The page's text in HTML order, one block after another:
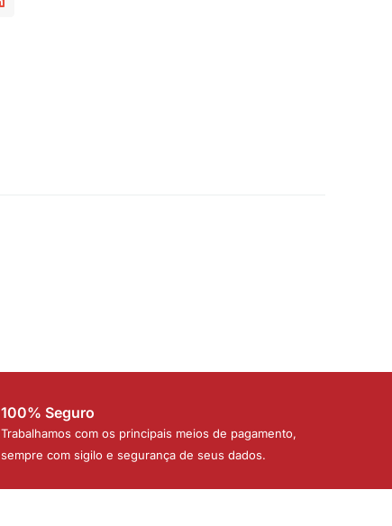
100% Seguro
Trabalhamos com os principais meios de pagamento,
sempre com sigilo e segurança de seus dados.